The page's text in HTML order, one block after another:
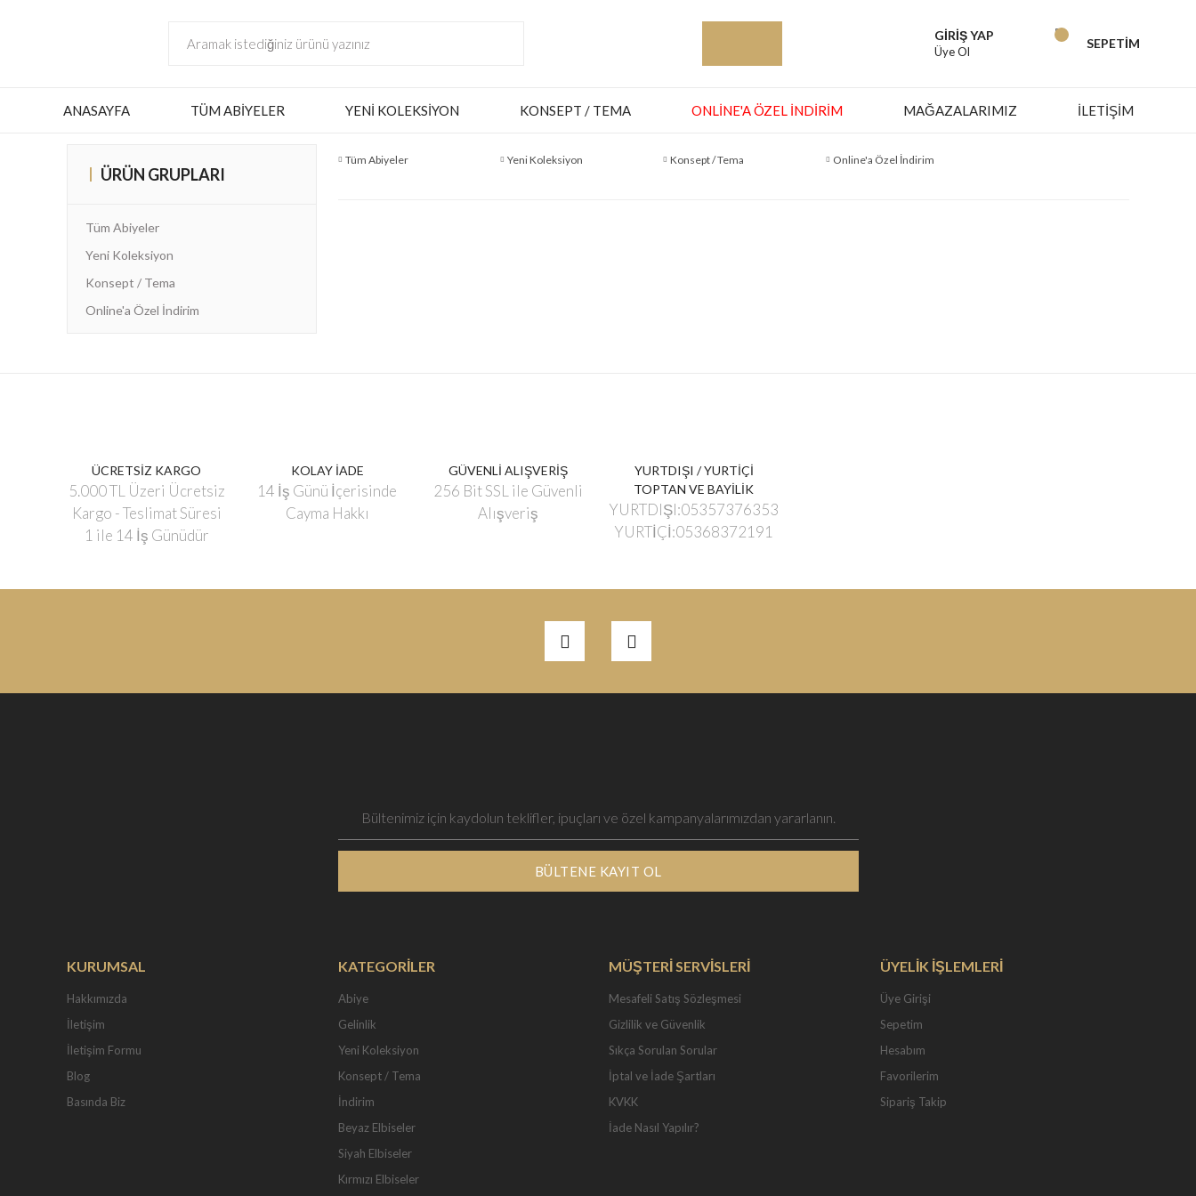
GİRİŞ YAP
Üye Ol
SEPETİM
ANASAYFA TÜM ABIYELER YENI KOLEKSIYON KONSEPT / TEMA ONLINE'A ÖZEL İNDIRIM MAĞAZALARIMIZ İLETİŞİM
ÜRÜN GRUPLARI
Tüm Abiyeler
Yeni Koleksiyon
Konsept / Tema
Online'a Özel İndirim
Tüm Abiyeler Yeni Koleksiyon Konsept / Tema Online'a Özel İndirim
ÜCRETSİZ KARGO
5.000 TL Üzeri Ücretsiz
Kargo - Teslimat Süresi
1 ile 14 İş Günüdür
KOLAY İADE
14 İş Günü İçerisinde
Cayma Hakkı
GÜVENLİ ALIŞVERİŞ
256 Bit SSL ile Güvenli
Alışveriş
YURTDIŞI / YURTİÇİ
TOPTAN VE BAYİLİK
YURTDIŞI:05357376353
YURTİÇİ:05368372191
BÜLTENE KAYIT OL
KURUMSAL
Hakkımızda
İletişim
İletişim Formu
Blog
Basında Biz
KATEGORİLER
Abiye
Gelinlik
Yeni Koleksiyon
Konsept / Tema
İndirim
Beyaz Elbiseler
Siyah Elbiseler
Kırmızı Elbiseler
MÜŞTERİ SERVİSLERİ
Mesafeli Satış Sözleşmesi
Gizlilik ve Güvenlik
Sıkça Sorulan Sorular
İptal ve İade Şartları
KVKK
İade Nasıl Yapılır?
ÜYELİK İŞLEMLERİ
Üye Girişi
Sepetim
Hesabım
Favorilerim
Sipariş Takip